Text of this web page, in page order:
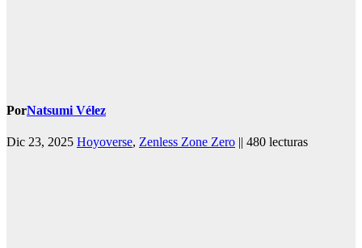
PorNatsumi Vélez
Dic 23, 2025 Hoyoverse, Zenless Zone Zero || 480 lecturas